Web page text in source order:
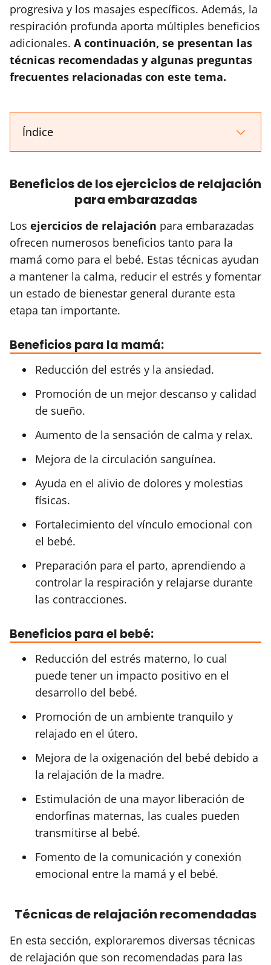
progresiva y los masajes específicos. Además, la
respiración profunda aporta múltiples beneficios
adicionales. A continuación, se presentan las
técnicas recomendadas y algunas preguntas
frecuentes relacionadas con este tema.
Índice
Beneficios de los ejercicios de relajación
para embarazadas
Los ejercicios de relajación para embarazadas
ofrecen numerosos beneficios tanto para la
mamá como para el bebé. Estas técnicas ayudan
a mantener la calma, reducir el estrés y fomentar
un estado de bienestar general durante esta
etapa tan importante.
Beneficios para la mamá:
Reducción del estrés y la ansiedad.
Promoción de un mejor descanso y calidad
de sueño.
Aumento de la sensación de calma y relax.
Mejora de la circulación sanguínea.
Ayuda en el alivio de dolores y molestias
físicas.
Fortalecimiento del vínculo emocional con
el bebé.
Preparación para el parto, aprendiendo a
controlar la respiración y relajarse durante
las contracciones.
Beneficios para el bebé:
Reducción del estrés materno, lo cual
puede tener un impacto positivo en el
desarrollo del bebé.
Promoción de un ambiente tranquilo y
relajado en el útero.
Mejora de la oxigenación del bebé debido a
la relajación de la madre.
Estimulación de una mayor liberación de
endorfinas maternas, las cuales pueden
transmitirse al bebé.
Fomento de la comunicación y conexión
emocional entre la mamá y el bebé.
Técnicas de relajación recomendadas
En esta sección, exploraremos diversas técnicas
de relajación que son recomendadas para las